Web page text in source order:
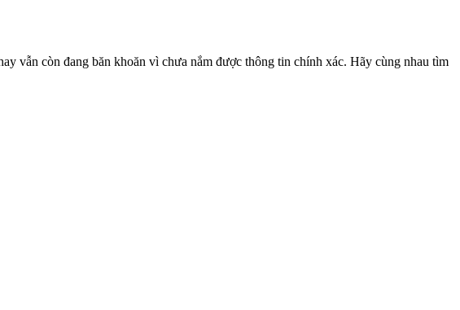
vẫn còn đang băn khoăn vì chưa nắm được thông tin chính xác. Hãy cùng nhau tìm